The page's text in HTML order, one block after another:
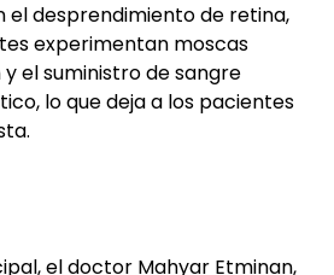
el desprendimiento de retina,
experimentan moscas
el suministro de sangre
lo que deja a los pacientes
el doctor Mahyar Etminan,